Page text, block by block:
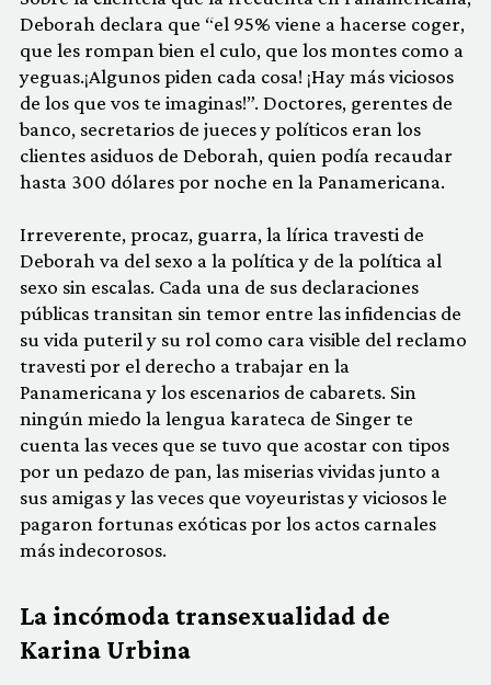
Deborah declara que “el 95% viene a hacerse coger,
que les rompan bien el culo, que los montes como a
yeguas.¡Algunos piden cada cosa! ¡Hay más viciosos
de los que vos te imaginas!”. Doctores, gerentes de
banco, secretarios de jueces y políticos eran los
clientes asiduos de Deborah, quien podía recaudar
hasta 300 dólares por noche en la Panamericana.
Irreverente, procaz, guarra, la lírica travesti de
Deborah va del sexo a la política y de la política al
sexo sin escalas. Cada una de sus declaraciones
públicas transitan sin temor entre las infidencias de
su vida puteril y su rol como cara visible del reclamo
travesti por el derecho a trabajar en la
Panamericana y los escenarios de cabarets. Sin
ningún miedo la lengua karateca de Singer te
cuenta las veces que se tuvo que acostar con tipos
por un pedazo de pan, las miserias vividas junto a
sus amigas y las veces que voyeuristas y viciosos le
pagaron fortunas exóticas por los actos carnales
más indecorosos.
La incómoda transexualidad de
Karina Urbina